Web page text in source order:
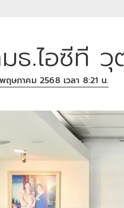
ธ.ไอซีที
ฤษภาคม 2568 เวลา 8:21 น.